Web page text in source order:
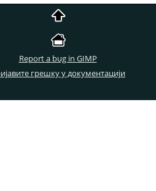
Report a bug in GIMP
грешку у документацији